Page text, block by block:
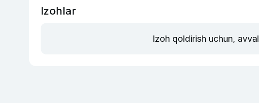
Izohlar
Izoh qoldirish uchun, avval